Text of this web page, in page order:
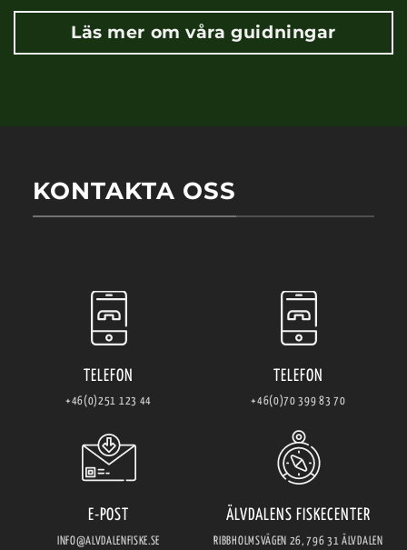
Läs mer om våra guidningar
KONTAKTA OSS
TELEFON
+46(0)251 123 44
TELEFON
+46(0)70 399 83 70
E-POST
INFO@ALVDALENFISKE.SE
ÄLVDALENS FISKECENTER
RIBBHOLMSVÄGEN 26, 796 31 ÄLVDALEN